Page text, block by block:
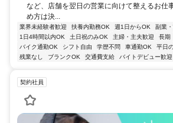
など、店舗を翌日の営業に向けて整えるお仕
め方は決...
業界未経験者歓迎 扶養内勤務OK 週1日からOK
副業
1日4時間以内OK
土日祝のみOK 主婦・主夫歓迎 長期
バイク通勤OK
シフト自由 学歴不問 車通勤OK 平日
残業なし
ブランクOK 交通費支給 バイトデビュー歓迎
契約社員